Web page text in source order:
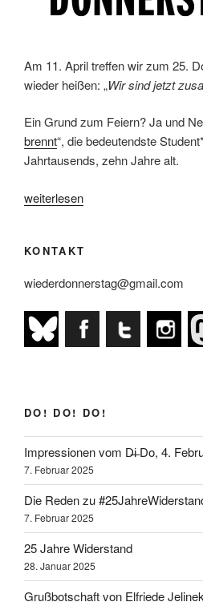
Am 11. April treffen wir zum 25.
wieder heißen: „Wir sind jetzt
Ein Grund zum Feiern? Ja und
brennt“, die bedeutendste
Jahrtausends, zehn Jahre alt.
„Am
ist
Donnerstag!“
weiterlesen
KONTAKT
wiederdonnerstag@gmail.com
DO! DO! DO!
Impressionen vom D̶i̶ Do, 4.
7. Februar 2025
Die Reden zu
7. Februar 2025
25 Jahre Widerstand
28. Januar 2025
Grußbotschaft von Elfriede Jelinek